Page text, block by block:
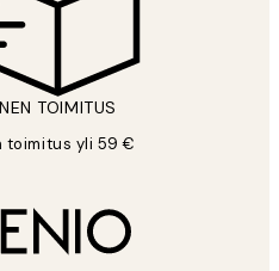
TOIMITUS
toimitus yli 59 €